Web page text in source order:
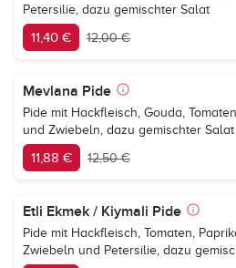
Petersilie, dazu gemischter Salat
11,40 € 12,00 €
Mevlana Pide
Pide mit Hackfleisch, Gouda,
und Zwiebeln, dazu gemischter Salat
11,88 € 12,50 €
Etli Ekmek / Kiymali Pide
Pide mit Hackfleisch, Tomaten,
Zwiebeln und Petersilie, dazu